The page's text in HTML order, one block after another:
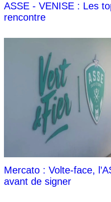
ASSE - VENISE : Les
rencontre
Mercato : Volte-face,
avant de signer